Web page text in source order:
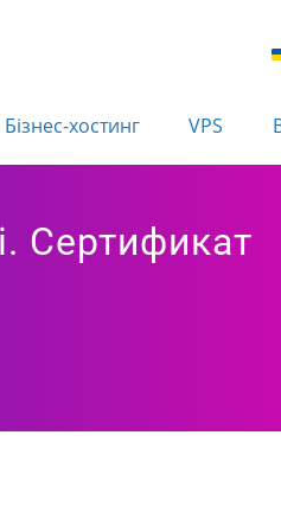
Бізнес-хостинг VPS
Сертификат